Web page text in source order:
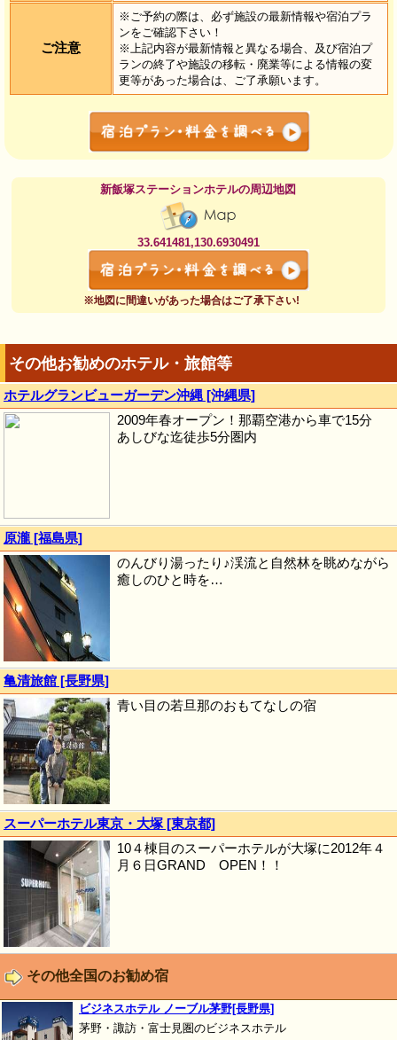
ご注意
※ご予約の際は、必ず施設の最新情報や宿泊プラ
ンをご確認下さい！
※上記内容が最新情報と異なる場合、及び宿泊プ
ランの終了や施設の移転・廃業等による情報の変
更等があった場合は、ご了承願います。
新飯塚ステーションホテルの周辺地図
33.641481,130.6930491
※地図に間違いがあった場合はご了承下さい!
その他お勧めのホテル・旅館等
ホテルグランビューガーデン沖縄 [沖縄県]
2009年春オープン！那覇空港から車で15分
あしびな迄徒歩5分圏内
原瀧 [福島県]
のんびり湯ったり♪渓流と自然林を眺めながら
癒しのひと時を…
亀清旅館 [長野県]
青い目の若旦那のおもてなしの宿
スーパーホテル東京・大塚 [東京都]
10４棟目のスーパーホテルが大塚に2012年４
月６日GRAND OPEN！！
その他全国のお勧め宿
ビジネスホテル ノーブル茅野[長野県]
茅野・諏訪・富士見圏のビジネスホテル